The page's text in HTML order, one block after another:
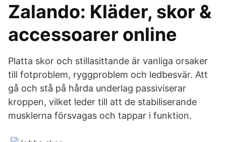
Zalando: Kläder, skor &
accessoarer online
Platta skor och stillasittande är vanliga orsaker
till fotproblem, ryggproblem och ledbesvär. Att
gå och stå på hårda underlag passiviserar
kroppen, vilket leder till att de stabiliserande
musklerna försvagas och tappar i funktion.